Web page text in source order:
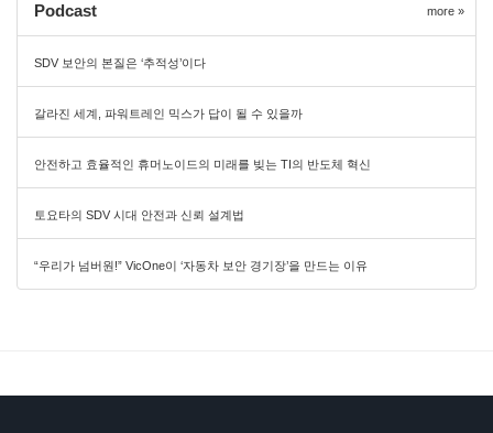
Podcast more »
SDV 보안의 본질은 ‘추적성’이다
갈라진 세계, 파워트레인 믹스가 답이 될 수 있을까
안전하고 효율적인 휴머노이드의 미래를 빚는 TI의 반도체 혁신
토요타의 SDV 시대 안전과 신뢰 설계법
“우리가 넘버원!” VicOne이 ‘자동차 보안 경기장’을 만드는 이유